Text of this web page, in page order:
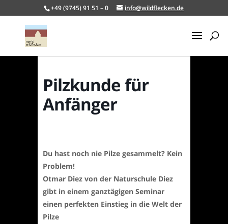
+49 (9745) 91 51 – 0 info@wildflecken.de
Pilzkunde für
Anfänger
Du hast noch nie Pilze gesammelt? Kein
Problem!
Otmar Diez von der Naturschule Diez
gibt in einem ganztägigen Seminar
einen perfekten Einstieg in die Welt der
Pilze